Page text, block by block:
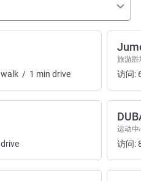
walk / 1 min drive
drive
旅游胜
访问:
运动中
访问: